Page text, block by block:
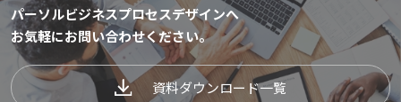
パーソルビジネスプロセスデザインへ
お気軽にお問い合わせください。
資料ダウンロード一覧